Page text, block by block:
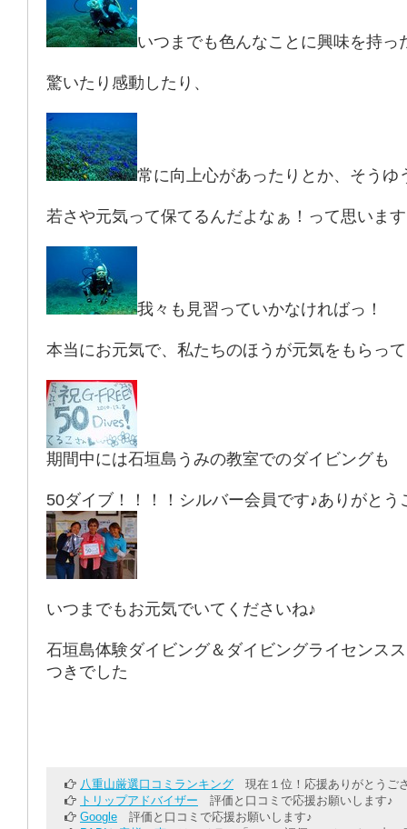
いつまでも色んなことに興味を持っ
驚いたり感動したり、
常に向上心があったりとか、そうゆ
若さや元気って保てるんだよなぁ！って思いま
我々も見習っていかなければっ！
本当にお元気で、私たちのほうが元気をもらっ
期間中には石垣島うみの教室でのダイビングも
50ダイブ！！！！シルバー会員です♪ありがとう
いつまでもお元気でいてくださいね♪
石垣島体験ダイビング＆ダイビングライセンス
つきでした
八重山厳選口コミランキング 現在１位！応援ありがとうご
トリップアドバイザー 評価と口コミで応援お願いします♪
Google 評価と口コミで応援お願いします♪